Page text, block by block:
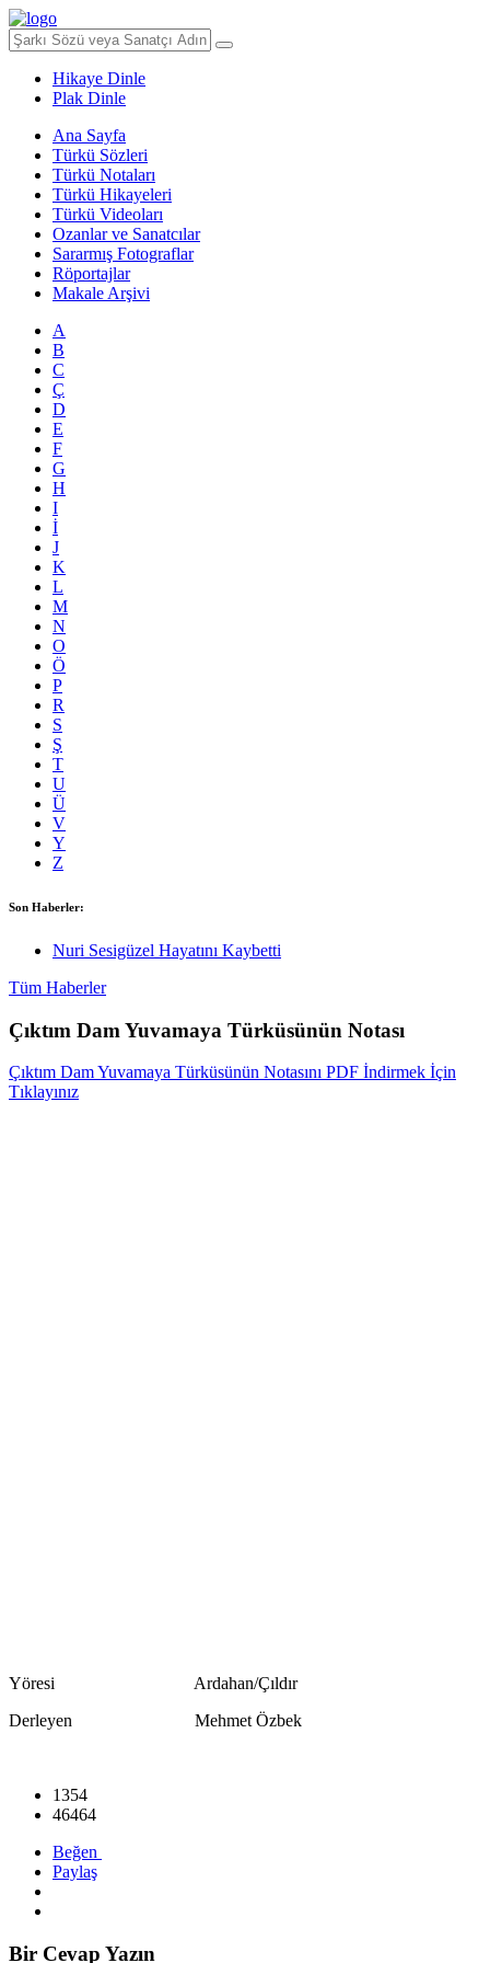
Hikaye Dinle
Plak Dinle
Ana Sayfa
Türkü Sözleri
Türkü Notaları
Türkü Hikayeleri
Türkü Videoları
Ozanlar ve Sanatcılar
Sararmış Fotograflar
Röportajlar
Makale Arşivi
A
B
C
Ç
D
E
F
G
H
I
İ
J
K
L
M
N
O
Ö
P
R
S
Ş
T
U
Ü
V
Y
Z
Son Haberler:
Nuri Sesigüzel Hayatını Kaybetti
Tüm Haberler
Çıktım Dam Yuvamaya Türküsünün Notası
Çıktım Dam Yuvamaya Türküsünün Notasını PDF İndirmek İçin
Tıklayınız
Yöresi Ardahan/Çıldır
Derleyen Mehmet Özbek
1354
46464
Beğen
Paylaş
Bir Cevap Yazın